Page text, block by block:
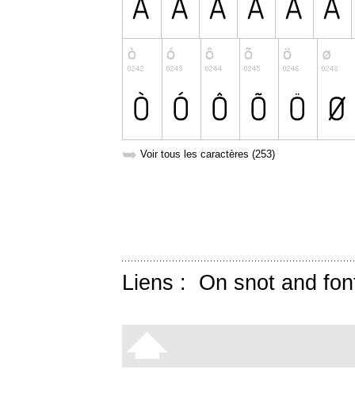
➥ Voir tous les caractères (253)
Liens : On snot and